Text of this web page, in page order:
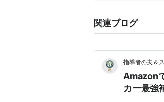
関連ブログ
指導者の夫＆
Amazon
カー最強